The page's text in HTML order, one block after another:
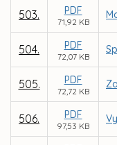
503. PDF
71,92 KB
504. PDF
72,07 KB
505. PDF
72,72 KB
506. PDF
97,53 KB